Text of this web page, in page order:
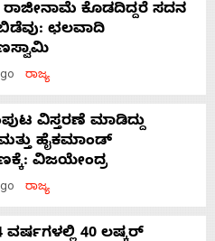
ರಾಜೀನಾಮೆ ಕೊಡದಿದ್ದರೆ ಸದನ
ಛಲವಾದಿ
ರಾಜ್ಯ
ವಿಸ್ತರಣೆ ಮಾಡಿದ್ದು
ಹೈಕಮಾಂಡ್
ವಿಜಯೇಂದ್ರ
ರಾಜ್ಯ
ವರ್ಷಗಳಲ್ಲಿ 40 ಲಷ್ಕರ್